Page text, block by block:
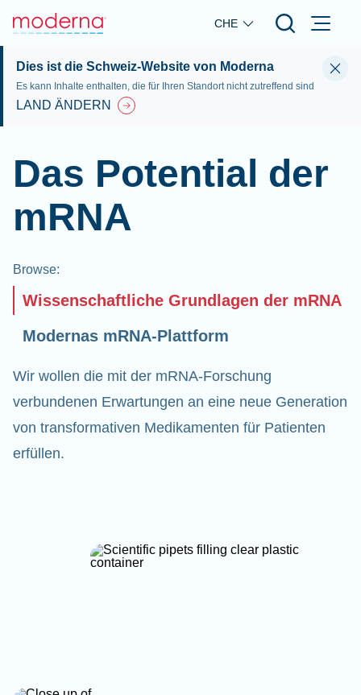
Skip to main content
CHE
Dies ist die Schweiz-Website von Moderna
Es kann Inhalte enthalten, die für Ihren Standort nicht zutreffend sind
LAND ÄNDERN
Das Potential der
mRNA
Browse:
Wissenschaftliche Grundlagen der mRNA
Modernas mRNA-Plattform
Wir wollen die mit der mRNA-Forschung
verbundenen Erwartungen an eine neue Generation
von transformativen Medikamenten für Patienten
erfüllen.